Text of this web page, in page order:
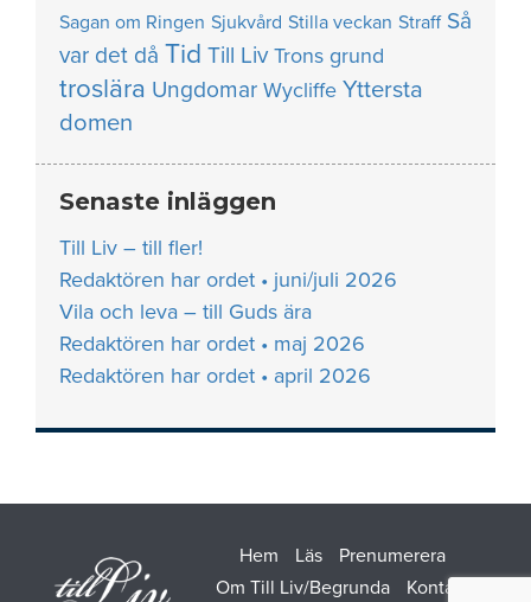
Sagan om Ringen Sjukvård Stilla veckan Straff Så
var det då Tid Till Liv Trons grund
troslära Ungdomar Wycliffe Yttersta
domen
Senaste inläggen
Till Liv – till fler!
Redaktören har ordet • juni/juli 2026
Vila och leva – till Guds ära
Redaktören har ordet • maj 2026
Redaktören har ordet • april 2026
Hem Läs
Prenumerera
Om Till Liv/Begrunda
Kontakt